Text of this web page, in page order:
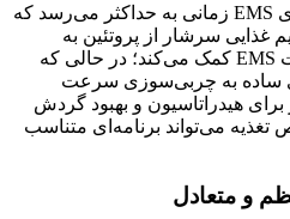
مزایای استفاده از دستگاه لاغری EMS زمانی به حداکثر می‌رسد که
غذایی سرشار از پروتئین به
بازسازی عضلات پس از جلسات EMS کمک می‌کند؛ در حالی که
ساده به چربی‌سوزی سرعت
هیدراتاسیون و بهبود گردش
می‌تواند برنامه‌ای متناسب